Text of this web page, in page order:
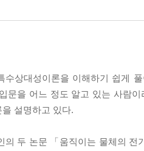
수상대성이론을 이해하기 쉽게
문을 어느 정도 알고 있는 사람
설명하고 있다.
의 두 논문 「움직이는 물체의